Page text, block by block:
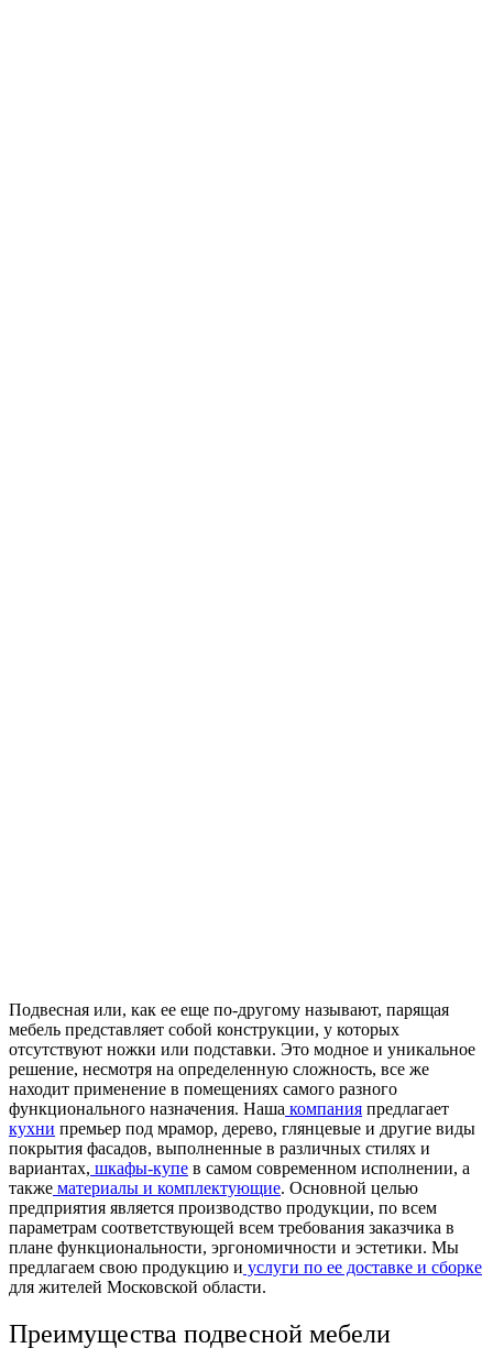
Подвесная или, как ее еще по-другому называют, парящая
мебель представляет собой конструкции, у которых
отсутствуют ножки или подставки. Это модное и уникальное
решение, несмотря на определенную сложность, все же
находит применение в помещениях самого разного
функционального назначения. Наша компания предлагает
кухни премьер под мрамор, дерево, глянцевые и другие виды
покрытия фасадов, выполненные в различных стилях и
вариантах, шкафы-купе в самом современном исполнении, а
также материалы и комплектующие. Основной целью
предприятия является производство продукции, по всем
параметрам соответствующей всем требования заказчика в
плане функциональности, эргономичности и эстетики. Мы
предлагаем свою продукцию и услуги по ее доставке и сборке
для жителей Московской области.
Преимущества подвесной мебели